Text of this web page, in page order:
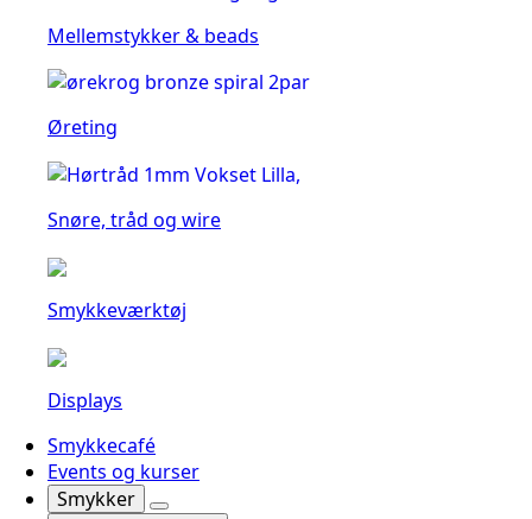
Mellemstykker & beads
Øreting
Snøre, tråd og wire
Smykkeværktøj
Displays
Smykkecafé
Events og kurser
Smykker